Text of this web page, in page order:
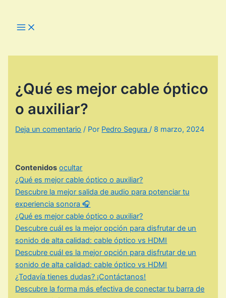
Main
Menu
¿Qué es mejor cable óptico
o auxiliar?
Deja un comentario / Por Pedro Segura/ 8 marzo, 2024
Contenidos ocultar
¿Qué es mejor cable óptico o auxiliar?
Descubre la mejor salida de audio para potenciar tu
experiencia sonora 🎧
¿Qué es mejor cable óptico o auxiliar?
Descubre cuál es la mejor opción para disfrutar de un
sonido de alta calidad: cable óptico vs HDMI
Descubre cuál es la mejor opción para disfrutar de un
sonido de alta calidad: cable óptico vs HDMI
¿Todavía tienes dudas? ¡Contáctanos!
Descubre la forma más efectiva de conectar tu barra de